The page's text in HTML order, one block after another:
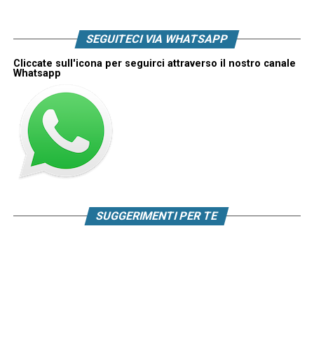
SEGUITECI VIA WHATSAPP
Cliccate sull'icona per seguirci attraverso il nostro canale
Whatsapp
SUGGERIMENTI PER TE